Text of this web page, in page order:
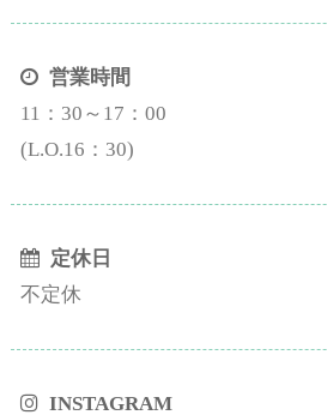
営業時間
11：30～17：00
(L.O.16：30)
定休日
不定休
INSTAGRAM